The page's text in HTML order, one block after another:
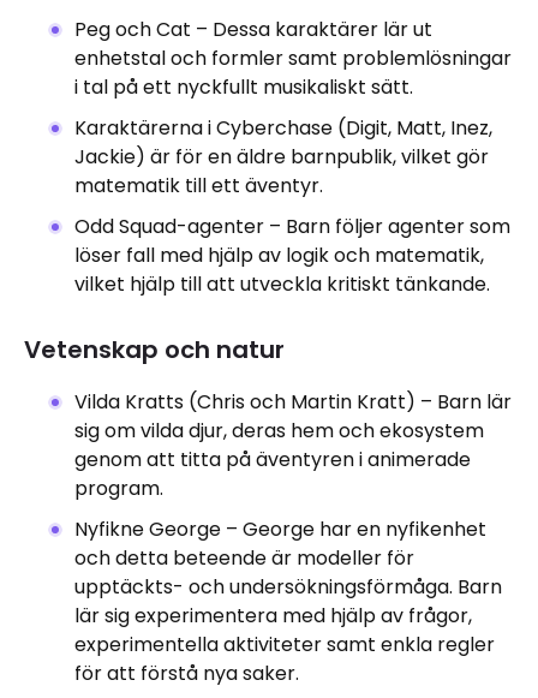
Peg och Cat – Dessa karaktärer lär ut
enhetstal och formler samt problemlösningar
i tal på ett nyckfullt musikaliskt sätt.
Karaktärerna i Cyberchase (Digit, Matt, Inez,
Jackie) är för en äldre barnpublik, vilket gör
matematik till ett äventyr.
Odd Squad-agenter – Barn följer agenter som
löser fall med hjälp av logik och matematik,
vilket hjälp till att utveckla kritiskt tänkande.
Vetenskap och natur
Vilda Kratts (Chris och Martin Kratt) – Barn lär
sig om vilda djur, deras hem och ekosystem
genom att titta på äventyren i animerade
program.
Nyfikne George – George har en nyfikenhet
och detta beteende är modeller för
upptäckts- och undersökningsförmåga. Barn
lär sig experimentera med hjälp av frågor,
experimentella aktiviteter samt enkla regler
för att förstå nya saker.